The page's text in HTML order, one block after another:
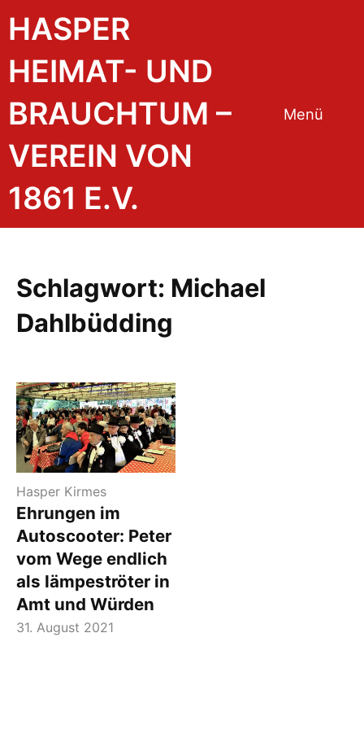
Inhalt
HASPER
HEIMAT- UND
BRAUCHTUM –
VEREIN VON
1861 E.V.
Menü
Schlagwort: Michael
Dahlbüdding
Hasper Kirmes
Ehrungen im
Autoscooter: Peter
vom Wege endlich
als Iämpeströter in
Amt und Würden
31. August 2021